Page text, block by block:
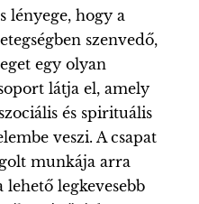
lényege, hogy a
szenvedő,
egy olyan
látja el, amely
és spirituális
veszi. A csapat
munkája arra
legkevesebb